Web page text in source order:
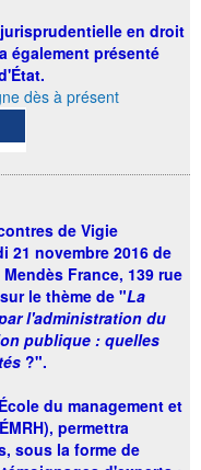
en droit
également présenté
dès à présent
de Vigie
21 novembre 2016 de
France, 139 rue
le thème de "La
l'administration du
publique : quelles
?".
du management et
permettra
sous la forme de